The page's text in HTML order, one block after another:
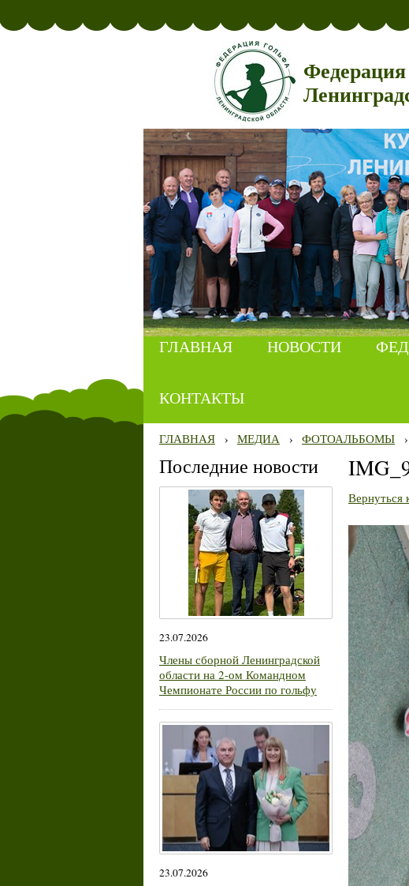
ГЛАВНАЯ НОВОСТИ
КОНТАКТЫ
ГЛАВНАЯ › МЕДИА › ФОТОАЛЬБОМЫ ›
Последние новости
23.07.2026
Члены сборной Ленинградской
области на 2-ом Командном
Чемпионате России по гольфу
23.07.2026
Вернуться